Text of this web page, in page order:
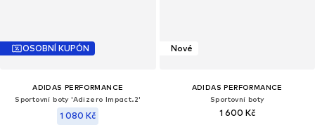
OSOBNÍ KUPÓN
ADIDAS PERFORMANCE
Sportovní boty 'Adizero Impact.2'
1 080 Kč
Nové
ADIDAS PERFORMANCE
Sportovní boty
1 600 Kč